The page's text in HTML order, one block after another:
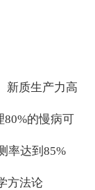
新质生产力高
80%的慢病可
率达到85%
方法论